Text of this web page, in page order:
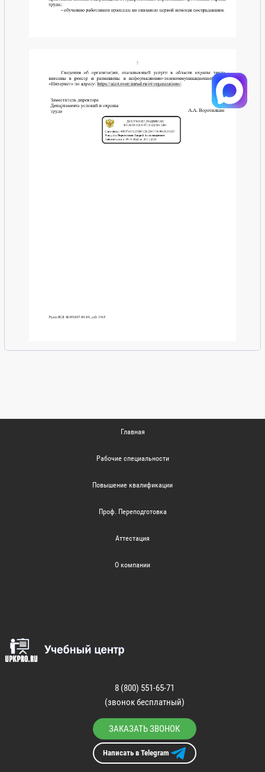
Главная
Рабочие специальности
Повышение квалификации
Проф. Переподготовка
Аттестация
О компании
8 (800) 551-65-71
(звонок бесплатный)
ЗАКАЗАТЬ ЗВОНОК
Написать в Telegram